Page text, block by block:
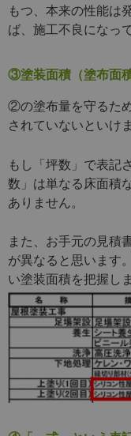
もつ、本来の性能は
ば、施工不良になっ
③塗装面積（塗布面
②の塗布量を守るた
されていないといけ
もし「坪数」で表記
数」は単なる床面積
ありません。
また、お手元の見積
が異なると思います
い塗装面積を把握し